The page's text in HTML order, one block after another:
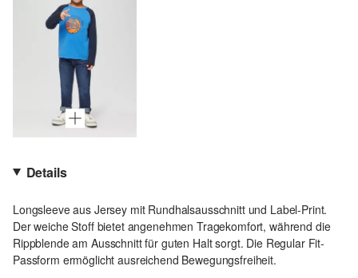
Details
Longsleeve aus Jersey mit Rundhalsausschnitt und Label-Print.
Der weiche Stoff bietet angenehmen Tragekomfort, während die
Rippblende am Ausschnitt für guten Halt sorgt. Die Regular Fit-
Passform ermöglicht ausreichend Bewegungsfreiheit.